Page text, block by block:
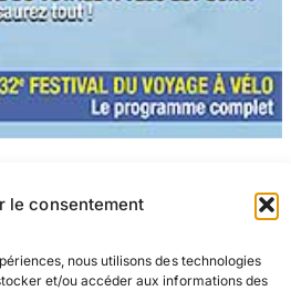
le consentement
nous utilisons des technologies
et/ou accéder aux informations des